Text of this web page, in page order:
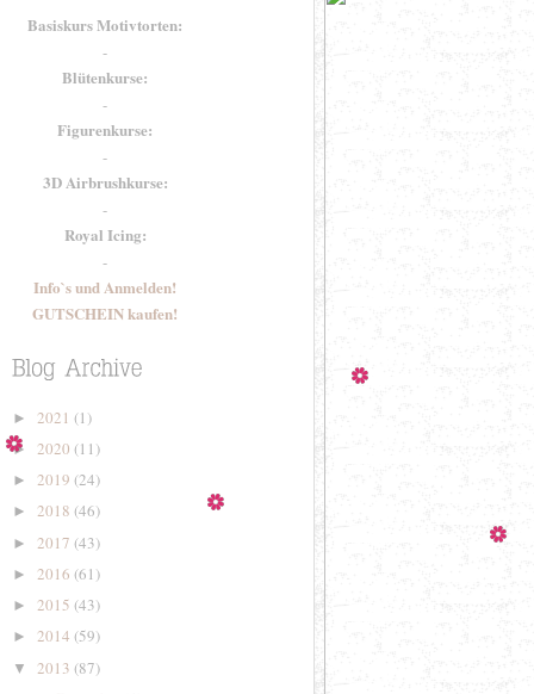
Basiskurs Motivtorten:
-
Blütenkurse:
-
Figurenkurse:
-
3D Airbrushkurse:
-
Royal Icing:
-
Info`s und Anmelden!
GUTSCHEIN kaufen!
► 2021 (1)
► 2020 (11)
► 2019 (24)
► 2018 (46)
► 2017 (43)
► 2016 (61)
► 2015 (43)
► 2014 (59)
▼ 2013 (87)